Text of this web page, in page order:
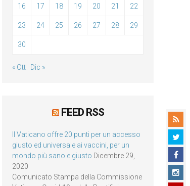
16 17 18 19 20 21 22
23 24 25 26 27 28 29
30
« Ott Dic »
FEED RSS
Il Vaticano offre 20 punti per un accesso
giusto ed universale ai vaccini, per un
mondo più sano e giusto Dicembre 29,
2020
Comunicato Stampa della Commissione